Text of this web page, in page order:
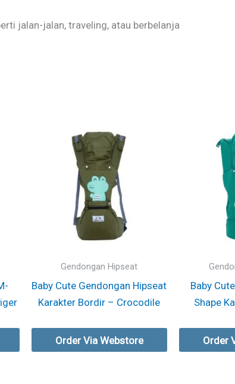
jalan-jalan, traveling, atau berbelanja
Gendongan Hipseat
Baby Cute Gendongan Hipseat
Karakter Bordir – Crocodile
Order Via Webstore
Baby
Shape
Order